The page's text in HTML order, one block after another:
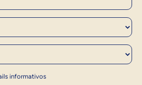
informativos